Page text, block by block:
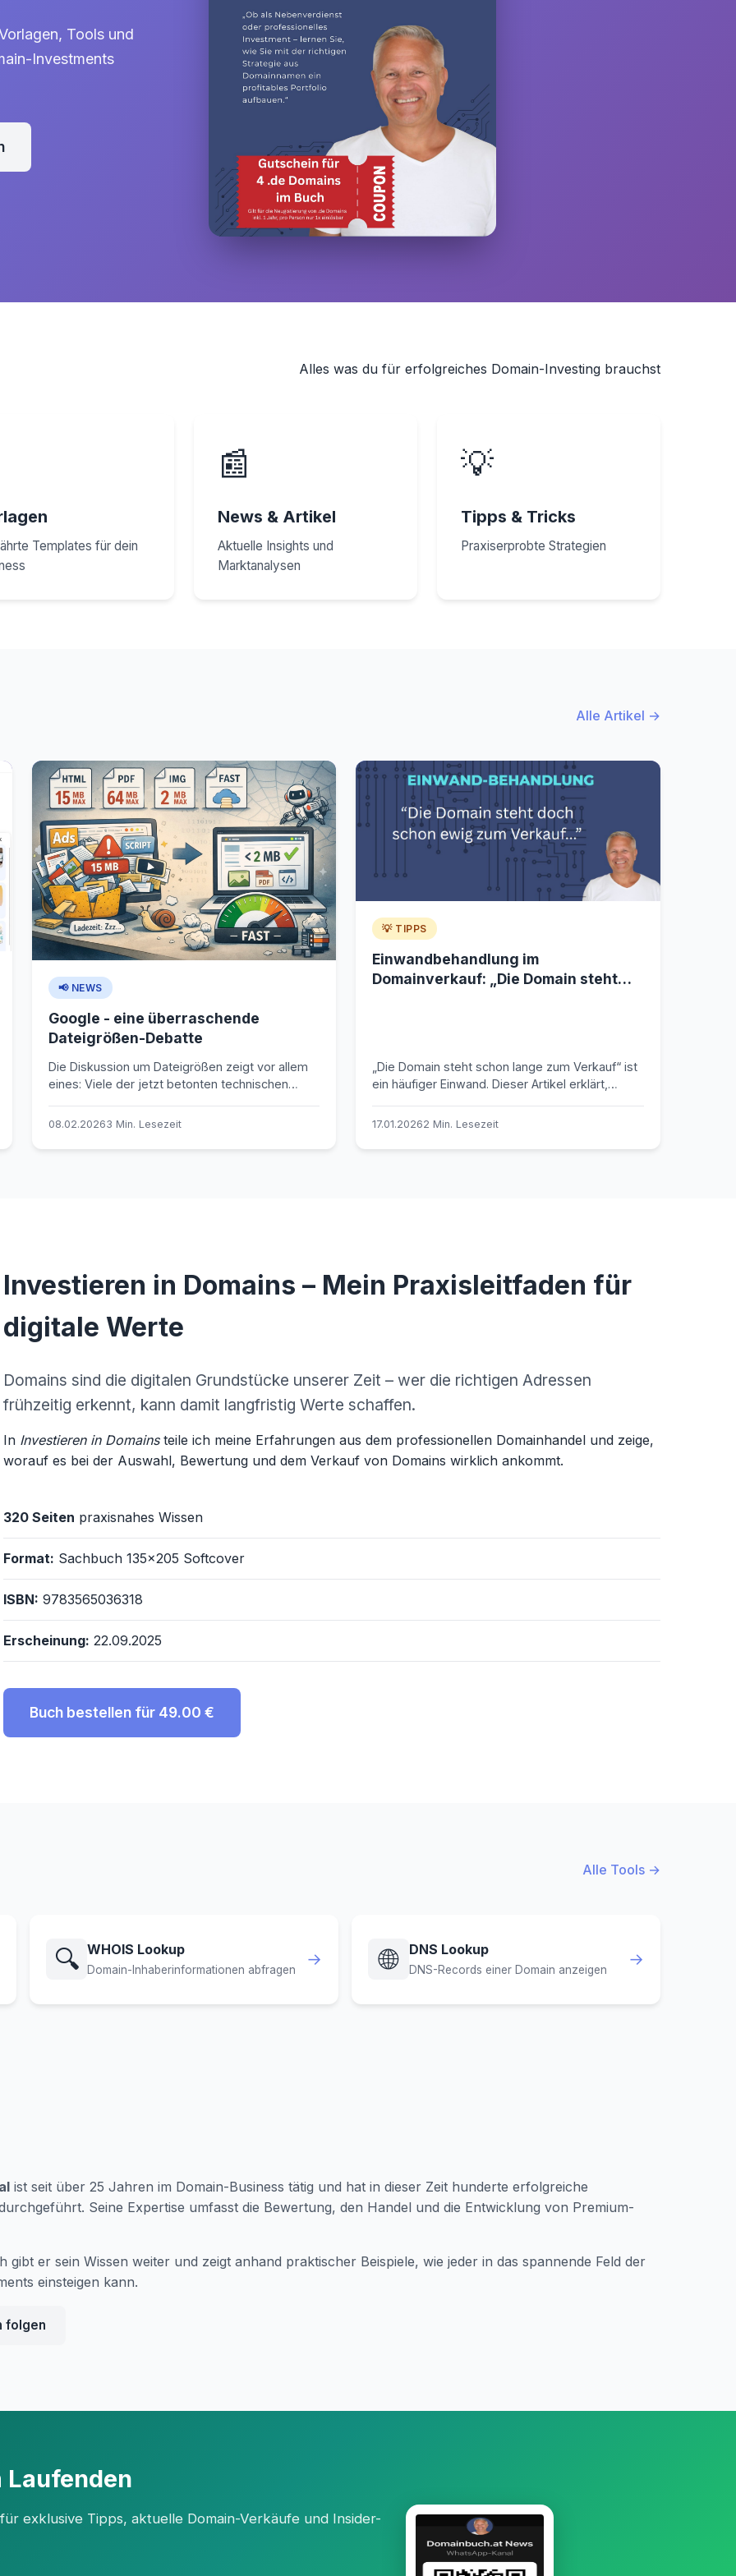
Tools und
Investments
Alles was du für erfolgreiches Domain-Investing brauchst
Templates für dein
📰
News & Artikel
Aktuelle Insights und
Marktanalysen
💡
Tipps & Tricks
Praxiserprobte Strategien
Alle Artikel →
📢 NEWS
Google - eine überraschende
Dateigrößen-Debatte
Die Diskussion um Dateigrößen zeigt vor allem
eines: Viele der jetzt betonten technischen
längst etablierte Best Practices. Schlanke
strukturierte Inhalte waren schon immer
08.02.20263 Min. Lesezeit
💡 TIPPS
Einwandbehandlung im
Domainverkauf: „Die Domain steht
„Die Domain steht schon lange zum Verkauf“ ist
ein häufiger Einwand. Dieser Artikel erklärt,
ihn souverän entkräften.
17.01.20262 Min. Lesezeit
Investieren in Domains – Mein Praxisleitfaden für
digitale Werte
Domains sind die digitalen Grundstücke unserer Zeit – wer die richtigen Adressen
frühzeitig erkennt, kann damit langfristig Werte schaffen.
In Investieren in Domainsteile ich meine Erfahrungen aus dem professionellen Domainhandel und zeige,
worauf es bei der Auswahl, Bewertung und dem Verkauf von Domains wirklich ankommt.
320 Seiten praxisnahes Wissen
Format: Sachbuch 135x205 Softcover
ISBN: 9783565036318
Erscheinung: 22.09.2025
Buch bestellen für 49.00 €
Alle Tools →
🔍 WHOIS Lookup
Domain-Inhaberinformationen abfragen
→ 🌐 DNS Lookup
DNS-Records einer Domain anzeigen
→
ist seit über 25 Jahren im Domain-Business tätig und hat in dieser Zeit hunderte erfolgreiche
Seine Expertise umfasst die Bewertung, den Handel und die Entwicklung von Premium-
gibt er sein Wissen weiter und zeigt anhand praktischer Beispiele, wie jeder in das spannende Feld der
einsteigen kann.
folgen
Laufenden
exklusive Tipps, aktuelle Domain-Verkäufe und Insider-